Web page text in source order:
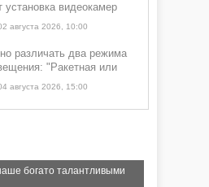
установка видеокамер
августа 2026, 10:00
различать два режима
"Ракетная или
опасность" и "Угроза
ракеты или БПЛА"
августа 2026, 15:00
богато талантливыми